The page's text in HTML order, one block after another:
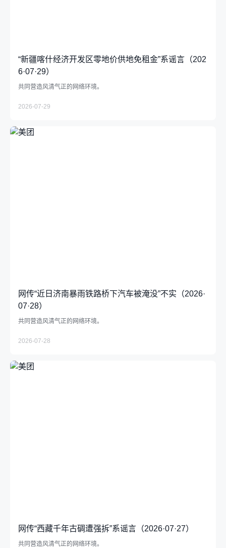
“新疆喀什经济开发区零地价供地免租金”系谣言（202
6·07·29）
共同营造风清气正的网络环境。
2026-07-29
网传“近日济南暴雨铁路桥下汽车被淹没”不实（2026·
07·28）
共同营造风清气正的网络环境。
2026-07-28
网传“西藏千年古碉遭强拆”系谣言（2026·07·27）
共同营造风清气正的网络环境。